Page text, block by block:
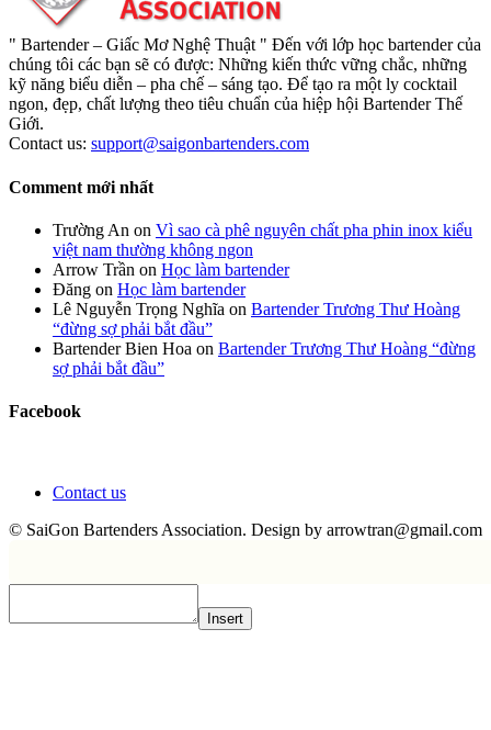
" Bartender – Giấc Mơ Nghệ Thuật " Đến với lớp học bartender của
chúng tôi các bạn sẽ có được: Những kiến thức vững chắc, những
kỹ năng biểu diễn – pha chế – sáng tạo. Để tạo ra một ly cocktail
ngon, đẹp, chất lượng theo tiêu chuẩn của hiệp hội Bartender Thế
Giới.
Contact us: support@saigonbartenders.com
Comment mới nhất
Trường An on Vì sao cà phê nguyên chất pha phin inox kiểu
việt nam thường không ngon
Arrow Trần on Học làm bartender
Đăng on Học làm bartender
Lê Nguyễn Trọng Nghĩa on Bartender Trương Thư Hoàng
“đừng sợ phải bắt đầu”
Bartender Bien Hoa on Bartender Trương Thư Hoàng “đừng
sợ phải bắt đầu”
Facebook
Contact us
© SaiGon Bartenders Association. Design by arrowtran@gmail.com
Insert